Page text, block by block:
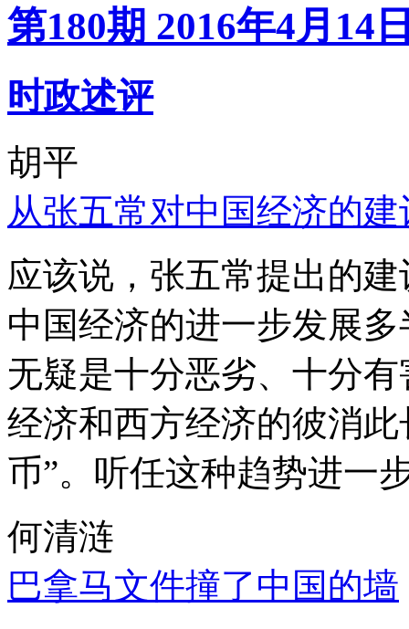
第180期 2016年4月14
时政述评
胡平
从张五常对中国经济的
应该说，张五常提出的
中国经济的进一步发展
无疑是十分恶劣、十分
经济和西方经济的彼消
币”。听任这种趋势进一
何清涟
巴拿马文件撞了中国的墙